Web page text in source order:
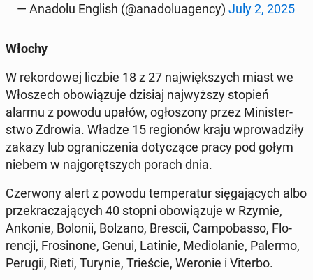
— Anadolu English (@ana­do­lu­agen­cy) July 2, 2025
Włochy
W re­kor­do­wej liczbie 18 z 27 naj­więk­szych miast we
Wło­szech obo­wią­zu­je dzisiaj naj­wyż­szy stopień
alarmu z powodu upałów, ogło­szo­ny przez Mi­ni­ster­
stwo Zdrowia. Władze 15 re­gio­nów kraju wpro­wa­dzi­ły
zakazy lub ogra­ni­cze­nia do­ty­czą­ce pracy pod gołym
niebem w naj­go­ręt­szych porach dnia.
Czer­wo­ny alert z powodu tem­pe­ra­tur się­ga­ją­cych albo
prze­kra­cza­ją­cych 40 stopni obo­wią­zu­je w Rzymie,
Ankonie, Bolonii, Bolzano, Brescii, Cam­po­bas­so, Flo­
ren­cji, Fro­si­no­ne, Genui, Latinie, Me­dio­la­nie, Palermo,
Perugii, Rieti, Turynie, Trie­ście, Weronie i Viterbo.